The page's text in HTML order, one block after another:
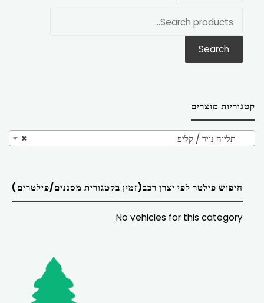
Search
קטגוריות מוצרים
× תלייה נייר / קליפ
חיפוש פילטר לפי יצרן רכב(זמין בקטגורית מסננים/פילטרים)
No vehicles for this category